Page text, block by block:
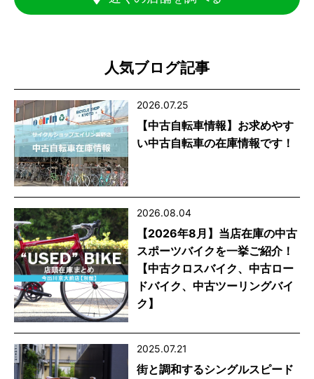
人気ブログ記事
2026.07.25
【中古自転車情報】お求めやす
い中古自転車の在庫情報です！
2026.08.04
【2026年8月】当店在庫の中古
スポーツバイクを一挙ご紹介！
【中古クロスバイク、中古ロー
ドバイク、中古ツーリングバイ
ク】
2025.07.21
街と調和するシングルスピード